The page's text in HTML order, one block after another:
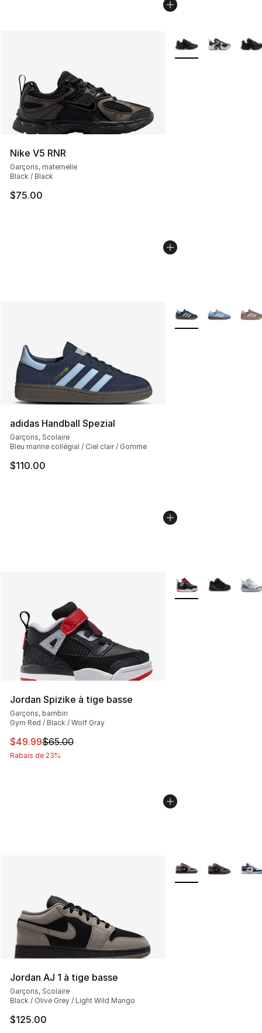
Nike V5 RNR
Garçons, maternelle
Black / Black
$75.00
Plus de couleurs
adidas Handball Spezial
Garçons, Scolaire
Bleu marine collégial / Ciel clair / Gomme
$110.00
Plus de couleurs
Jordan Spizike à tige basse
Garçons, bambin
Gym Red / Black / Wolf Gray
Cet article est en solde. Le prix est passé de $65.00 à
$49.99$65.00
Rabais de 23%
Plus de couleurs
Jordan AJ 1 à tige basse
Garçons, Scolaire
Black / Olive Grey / Light Wild Mango
$125.00
Plus de couleurs